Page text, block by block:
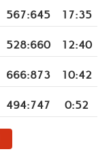
567:645 17:35
528:660 12:40
666:873 10:42
494:747 0:52